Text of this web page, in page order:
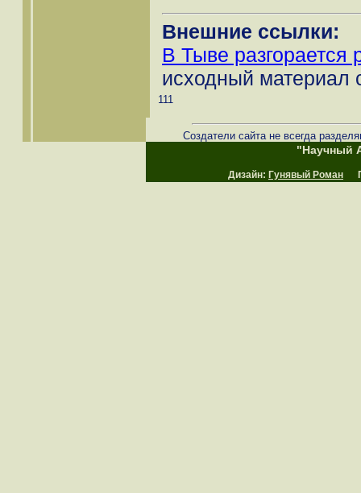
Внешние ссылки:
В Тыве разгорается
исходный материал
111
Создатели сайта не всегда
"Научный
Дизайн: Гунявый Роман